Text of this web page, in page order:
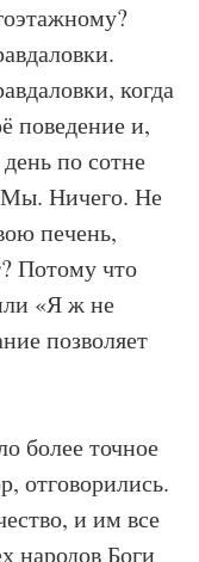
когда
поведение и,
по сотне
Мы. Ничего. Не
печень,
Потому что
«Я ж не
позволяет
более точное
отговорились.
и им все
народов Боги